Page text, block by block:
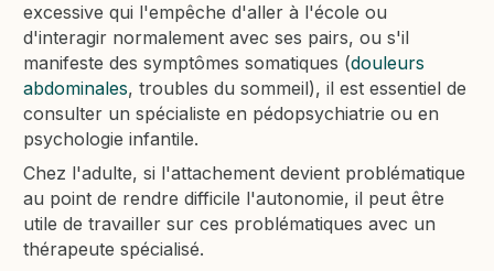
excessive qui l'empêche d'aller à l'école ou
d'interagir normalement avec ses pairs, ou s'il
manifeste des symptômes somatiques (douleurs
abdominales, troubles du sommeil), il est essentiel de
consulter un spécialiste en pédopsychiatrie ou en
psychologie infantile.
Chez l'adulte, si l'attachement devient problématique
au point de rendre difficile l'autonomie, il peut être
utile de travailler sur ces problématiques avec un
thérapeute spécialisé.